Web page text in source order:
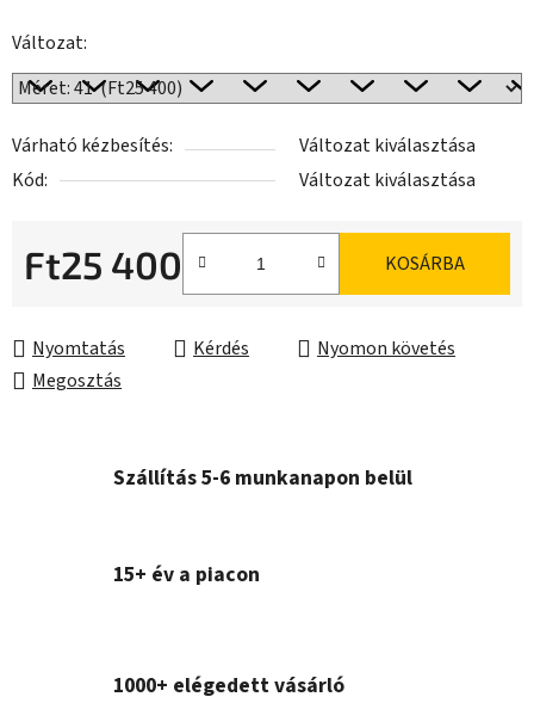
Változat:
Várható kézbesítés:
Változat kiválasztása
Kód:
Változat kiválasztása
Ft25 400 KOSÁRBA
Nyomtatás Kérdés
Nyomon követés
Megosztás
Szállítás 5-6 munkanapon belül
15+ év a piacon
1000+ elégedett vásárló